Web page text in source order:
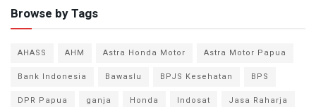
Browse by Tags
AHASS AHM Astra Honda Motor
Astra Motor Papua
Bank Indonesia
Bawaslu BPJS Kesehatan
BPS
DPR Papua
ganja Honda Indosat
Jasa Raharja